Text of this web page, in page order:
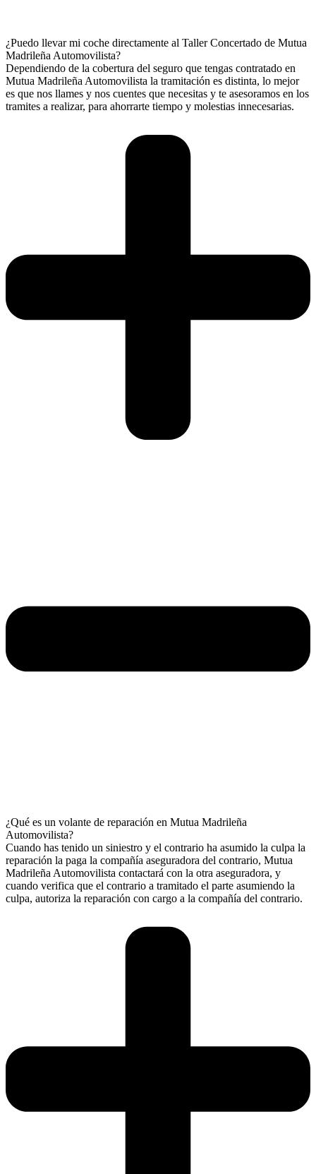
¿Puedo llevar mi coche directamente al Taller Concertado de Mutua
Madrileña Automovilista?
Dependiendo de la cobertura del seguro que tengas contratado en
Mutua Madrileña Automovilista la tramitación es distinta, lo mejor
es que nos llames y nos cuentes que necesitas y te asesoramos en los
tramites a realizar, para ahorrarte tiempo y molestias innecesarias.
¿Qué es un volante de reparación en Mutua Madrileña
Automovilista?
Cuando has tenido un siniestro y el contrario ha asumido la culpa la
reparación la paga la compañía aseguradora del contrario, Mutua
Madrileña Automovilista contactará con la otra aseguradora, y
cuando verifica que el contrario a tramitado el parte asumiendo la
culpa, autoriza la reparación con cargo a la compañía del contrario.